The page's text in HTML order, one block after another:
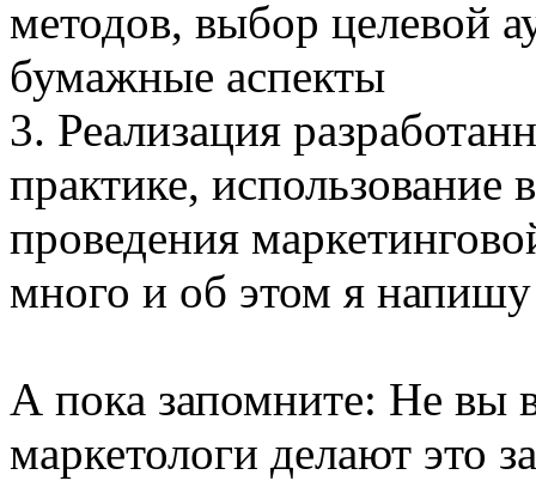
методов, выбор целевой
бумажные аспекты
3. Реализация
практике,
проведения
много и об этом я напишу
А пока запомните: Не вы
маркетологи делают это